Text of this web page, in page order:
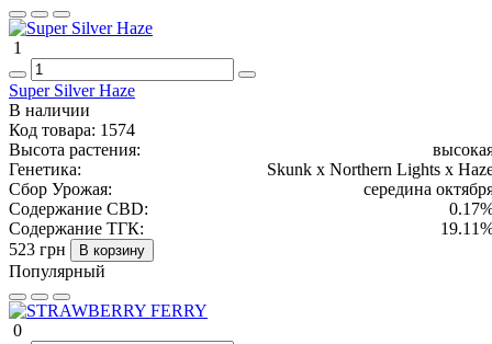
1
Super Silver Haze
В наличии
Код товара: 1574
Высота растения:
Генетика:
Skunk x Northern Lights x
Сбор Урожая:
середина
Содержание CBD:
Содержание ТГК:
523 грн
В корзину
Популярный
0